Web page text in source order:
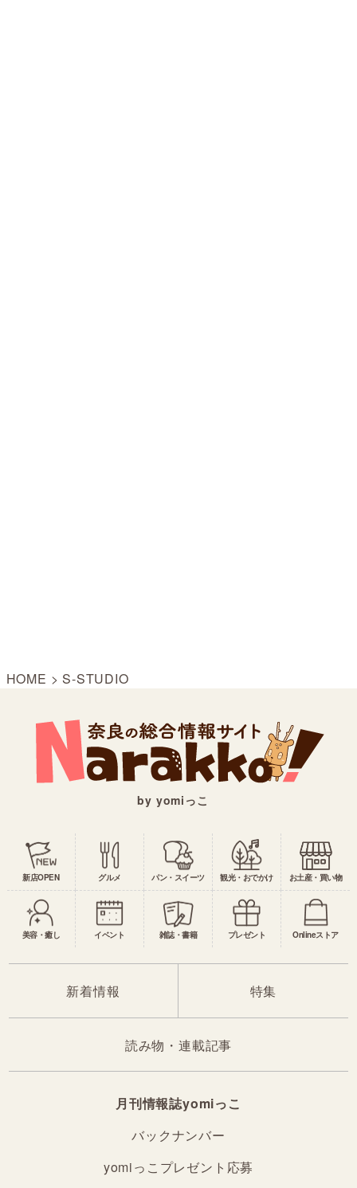
HOME >S-STUDIO
by yomiっこ
新店OPEN グルメ パン・スイーツ 観光・おでかけ お土産・買い物
美容・癒し イベント 雑誌・書籍 プレゼント Onlineストア
新着情報 特集
読み物・連載記事
月刊情報誌yomiっこ
バックナンバー
yomiっこプレゼント応募